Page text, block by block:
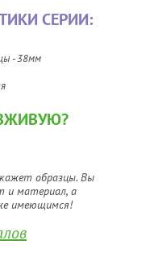
СЕРИИ:
- 38мм
образцы. Вы
и материал, а
имеющимся!